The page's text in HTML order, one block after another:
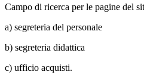
Campo di ricerca per le pagine del
a) segreteria del personale
b) segreteria didattica
c) ufficio acquisti.